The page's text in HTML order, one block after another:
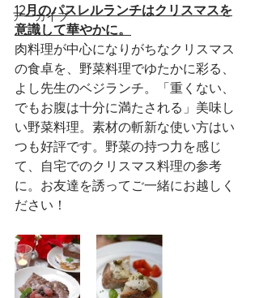
アーカイブ
12月のパスレルランチはクリスマスを
意識して華やかに。
肉料理が中心になりがちなクリスマス
の食卓を、野菜料理でゆたかに彩る、
よし先生のベジランチ。「重くない、
でもお腹は十分に満たされる」美味し
い野菜料理。素材の斬新な使い方はい
つも好評です。野菜の持つ力を感じ
て、自宅でのクリスマス料理の参考
に。お友達を誘ってご一緒にお越しく
ださい！